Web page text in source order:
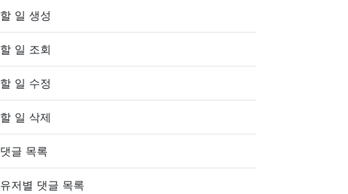
할 일 생성
할 일 조회
할 일 수정
할 일 삭제
댓글 목록
유저별 댓글 목록